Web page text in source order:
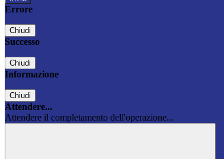
Errore
Chiudi
Successo
Chiudi
Informazione
Chiudi
Attendere...
Attendere il completamento dell'operazione...